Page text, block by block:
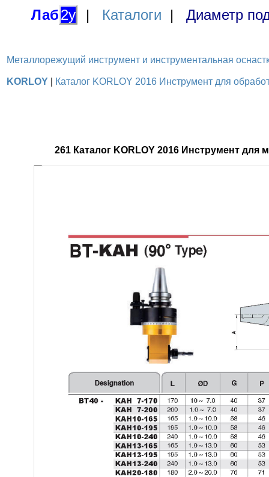
Лаб2у | Каталоги | Диаметр
Металлорежущий инструмент и инструментальная
KORLOY Каталог KORLOY 2016 Инструмент для
261 Каталог KORLOY 2016 Инструмент